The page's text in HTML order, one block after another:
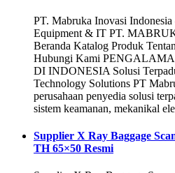
PT. Mabruka Inovasi
Equipment & IT PT.
Beranda Katalog Produk
Hubungi Kami
DI INDONESIA Solusi
Technology Solutions PT
perusahaan penyedia solusi
sistem keamanan, mekanikal
Supplier X Ray Baggage
TH 65×50 Resmi